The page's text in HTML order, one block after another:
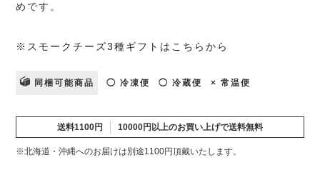
めです。
※スモークチーズ3種ギフトはこちらから
同梱可能商品 ◯ 冷凍便 ◯ 冷蔵便 × 常温便
送料1100円 10000円以上のお買い上げで送料無料
※北海道・沖縄へのお届けは別途1100円頂戴いたします。